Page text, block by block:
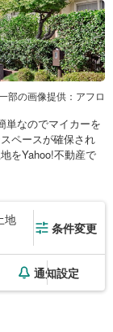
部の画像提供：アフロ
単なのでマイカーを
ペースが確保され
をYahoo!不動産で
地
条件変更
通知設定